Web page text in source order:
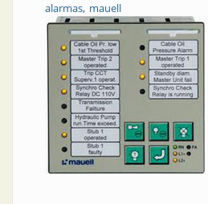
alarmas mauell